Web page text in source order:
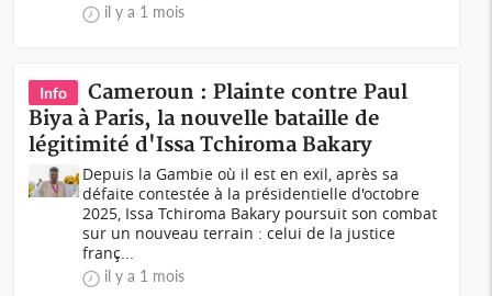
il y a 1 mois
Info
Cameroun : Plainte contre Paul
Biya à Paris, la nouvelle bataille de
légitimité d'Issa Tchiroma Bakary
Depuis la Gambie où il est en exil, après sa
défaite contestée à la présidentielle d'octobre
2025, Issa Tchiroma Bakary poursuit son combat
sur un nouveau terrain : celui de la justice
franç...
il y a 1 mois